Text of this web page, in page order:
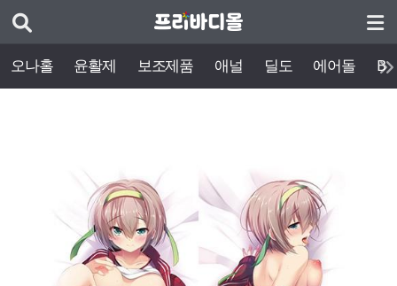
오나홀 윤활제 보조제품 애널 딜도 에어돌